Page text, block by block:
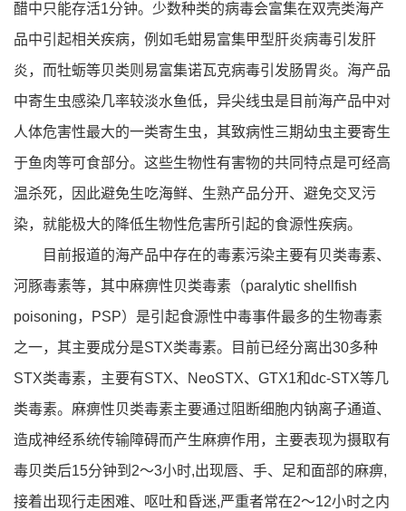
醋中只能存活1分钟。少数种类的病毒会富集在双壳类海产
品中引起相关疾病，例如毛蚶易富集甲型肝炎病毒引发肝
炎，而牡蛎等贝类则易富集诺瓦克病毒引发肠胃炎。海产品
中寄生虫感染几率较淡水鱼低，异尖线虫是目前海产品中对
人体危害性最大的一类寄生虫，其致病性三期幼虫主要寄生
于鱼肉等可食部分。这些生物性有害物的共同特点是可经高
温杀死，因此避免生吃海鲜、生熟产品分开、避免交叉污
染，就能极大的降低生物性危害所引起的食源性疾病。
目前报道的海产品中存在的毒素污染主要有贝类毒素、
河豚毒素等，其中麻痹性贝类毒素（paralytic shellfish
poisoning，PSP）是引起食源性中毒事件最多的生物毒素
之一，其主要成分是STX类毒素。目前已经分离出30多种
STX类毒素，主要有STX、NeoSTX、GTX1和dc-STX等几
类毒素。麻痹性贝类毒素主要通过阻断细胞内钠离子通道、
造成神经系统传输障碍而产生麻痹作用，主要表现为摄取有
毒贝类后15分钟到2～3小时,出现唇、手、足和面部的麻痹,
接着出现行走困难、呕吐和昏迷,严重者常在2～12小时之内